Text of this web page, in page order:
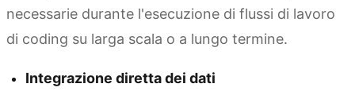
necessarie durante l'esecuzione di flussi di lavoro
di coding su larga scala o a lungo termine.
Integrazione diretta dei dati